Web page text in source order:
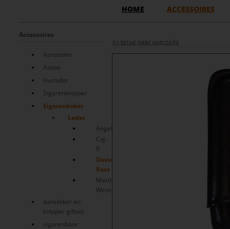
HOME ACCESSOIRES
Accessoires
Aansteker
Asbak
Humidor
Sigarenknipper
Sigarenkoker
Leder
Angelo
Cig-
R
David
Ross
Martin
Wess
aansteker en
knipper giftset
sigarenboor
<< terug naar overzicht